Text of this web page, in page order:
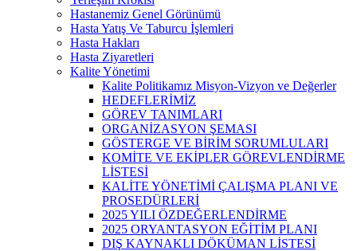
Hastanemiz Genel Görünümü
Hasta Yatış Ve Taburcu İşlemleri
Hasta Hakları
Hasta Ziyaretleri
Kalite Yönetimi
Kalite Politikamız Misyon-Vizyon ve Değerler
HEDEFLERİMİZ
GÖREV TANIMLARI
ORGANİZASYON ŞEMASI
GÖSTERGE VE BİRİM SORUMLULARI
KOMİTE VE EKİPLER GÖREVLENDİRME
LİSTESİ
KALİTE YÖNETİMİ ÇALIŞMA PLANI VE
PROSEDÜRLERİ
2025 YILI ÖZDEĞERLENDİRME
2025 ORYANTASYON EĞİTİM PLANI
DIŞ KAYNAKLI DÖKÜMAN LİSTESİ